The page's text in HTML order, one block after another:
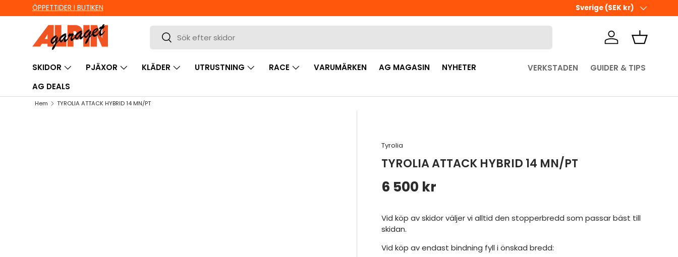
HOPPA TILL INNEHÅLL
ÖPPETTIDER I BUTIKEN Ute i sista minuten? Välj
Land/Region
Sverige (SEK kr)
Sök
Sök Logga inKorg
SKIDOR PJÄXOR KLÄDER UTRUSTNING RACE VARUMÄRKEN AG MAGASIN
NYHETER
AG DEALS
VERKSTADEN GUIDER & TIPS
Hem TYROLIA ATTACK HYBRID 14 MN/PT
Tyrolia
TYROLIA ATTACK HYBRID 14 MN/PT
Ordinarie pris
6 500 kr
Vid köp av skidor väljer vi alltid den stopperbredd som passar bäst till
skidan.
Vid köp av endast bindning fyll i önskad bredd: